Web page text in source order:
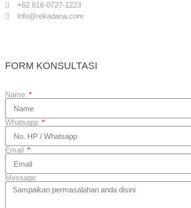
+62 818-0727-1223
info@rekadana.com
FORM KONSULTASI
Name
Whatsapp
Email
Message